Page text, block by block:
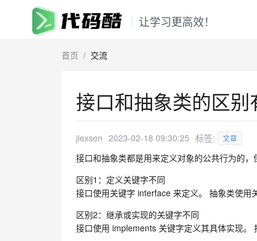
让学习更高效！
首页 / 交流
接口和抽象类的区别
jiexsen 2023-02-18 09:30:25 标签: 文章
接口和抽象类都是用来定义对象的公共行为的，
区别1：定义关键字不同
接口使用关键字 interface 来定义。 抽象类使用
区别2：继承或实现的关键字不同
接口使用 implements 关键字定义其具体实现。